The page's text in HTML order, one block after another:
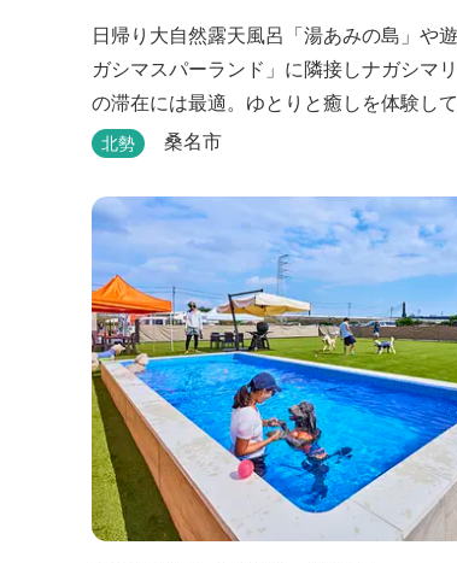
日帰り大自然露天風呂「湯あみの島」や
ガシマスパーランド」に隣接しナガシマ
の滞在には最適。ゆとりと癒しを体験し
る雰囲気が人気
北勢 桑名市